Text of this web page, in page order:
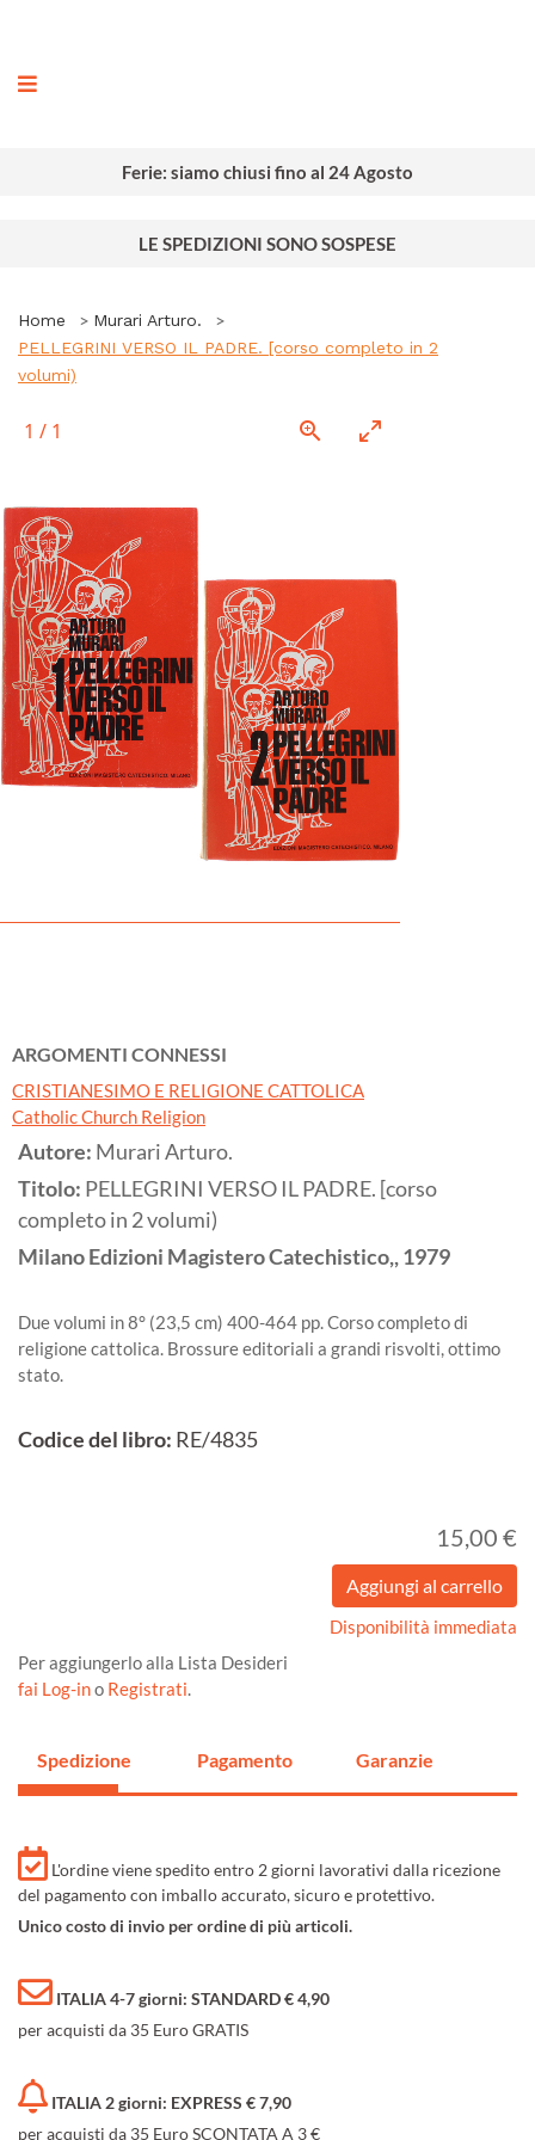
Ferie: siamo chiusi fino al 24 Agosto
LE SPEDIZIONI SONO SOSPESE
Home
Murari Arturo.
PELLEGRINI VERSO IL PADRE. [corso completo in 2
volumi)
1 / 1
ARGOMENTI CONNESSI
CRISTIANESIMO E RELIGIONE CATTOLICA
Catholic Church Religion
Autore: Murari Arturo.
Titolo: PELLEGRINI VERSO IL PADRE. [corso
completo in 2 volumi)
MilanoEdizioni Magistero Catechistico,,1979
Due volumi in 8° (23,5 cm) 400-464 pp. Corso completo di
religione cattolica. Brossure editoriali a grandi risvolti, ottimo
stato.
Codice del libro: RE/4835
15,00 €
Disponibilità immediata
Per aggiungerlo alla Lista Desideri
fai Log-ino Registrati
Spedizione Pagamento Garanzie
L'ordine viene spedito entro 2 giorni lavorativi dalla ricezione
del pagamento con imballo accurato, sicuro e protettivo.
Unico costo di invio per ordine di più articoli.
ITALIA 4-7 giorni: STANDARD € 4,90
per acquisti da 35 Euro GRATIS
ITALIA 2 giorni: EXPRESS € 7,90
per acquisti da 35 Euro SCONTATA A 3 €